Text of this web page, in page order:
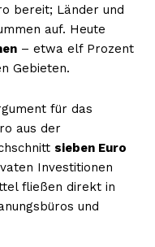
bereit; Länder und
auf. Heute
– etwa elf Prozent
Gebieten.
für das
aus der
sieben Euro
Investitionen
fließen direkt in
und